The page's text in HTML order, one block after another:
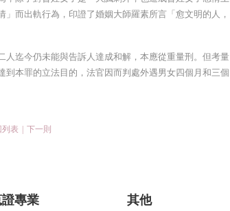
而出軌行為，印證了婚姻大師羅素所言「愈文明的人，
迄今仍未能與告訴人達成和解，本應從重量刑。但考量
本罪的立法目的，法官因而判處外遇男女四個月和三個
列表 下一則
專業 其他